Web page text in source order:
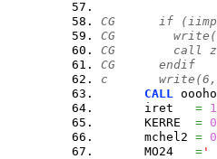
CG      if
CG
CG        call
CG      endif
c
CALL
      iret
= 1
      KERRE
= 0
      mchel2
= 0
      MO24
= '